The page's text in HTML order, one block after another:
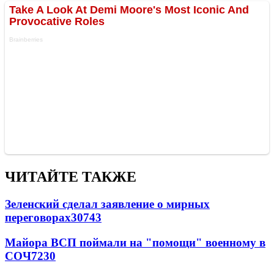
ЧИТАЙТЕ ТАКЖЕ
Зеленский сделал заявление о мирных
переговорах30743
Майора ВСП поймали на "помощи" военному в
СОЧ7230